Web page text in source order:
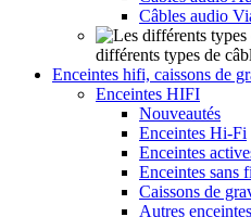
Câbles audio
différents types de
Enceintes hifi, caissons de
Enceintes HIFI
Nouveautés
Enceintes Hi-Fi
Enceintes
Enceintes sans
Caissons de
Autres enceintes